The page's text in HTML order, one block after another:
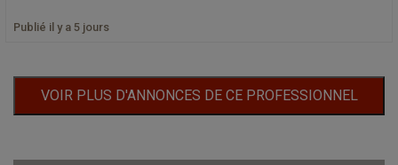
Publié il y a 5 jours
VOIR PLUS D'ANNONCES DE CE PROFESSIONNEL